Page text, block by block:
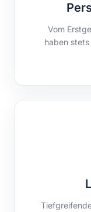
Vom
haben